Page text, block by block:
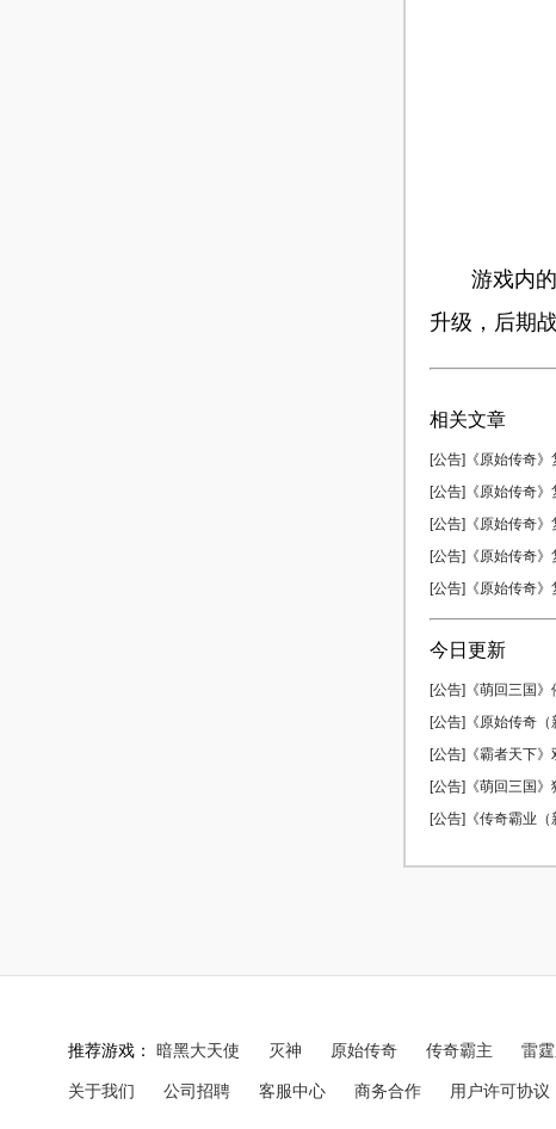
游戏内的
升级，后期
相关文章
[公告]《原始传奇
[公告]《原始传奇
[公告]《原始传奇
[公告]《原始传奇
[公告]《原始传奇
今日更新
[公告]《萌回三国》
[公告]《原始传奇
[公告]《霸者天下
[公告]《萌回三国
[公告]《传奇霸业
推荐游戏： 暗黑大天使 灭神 原始传奇 传奇霸主 雷
关于我们 公司招聘 客服中心 商务合作 用户许可协议